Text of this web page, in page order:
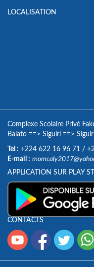
LOCALISATION
Complexe Scolaire Privé
Balato ==> Siguiri ==>
Tel : +224 622 16 96 71 /
E-mail :
APPLICATION SUR PLAY
CONTACTS